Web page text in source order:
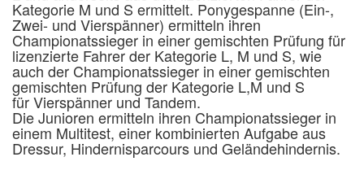
Kategorie M und S ermittelt. Ponygespanne (Ein-,
Zwei- und Vierspänner) ermitteln ihren
Championatssie­ger in einer gemischten Prüfung für
lizenzierte Fahrer der Kategorie L, M und S, wie
auch der Championatssieger in einer gemischten
gemischten Prüfung der Kategorie L,M und S
für Vierspänner und Tandem.
Die Junioren ermitteln ihren Championatssieger in
einem Multitest, einer kombinierten Aufgabe aus
Dressur, Hindernisparcours und Geländehindernis.